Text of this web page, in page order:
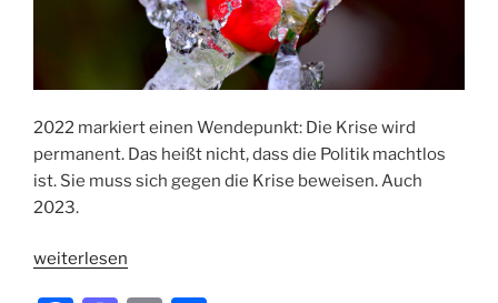
2022 markiert einen Wendepunkt: Die Krise wird
permanent. Das heißt nicht, dass die Politik machtlos
ist. Sie muss sich gegen die Krise beweisen. Auch
2023.
„Die
weiterlesen